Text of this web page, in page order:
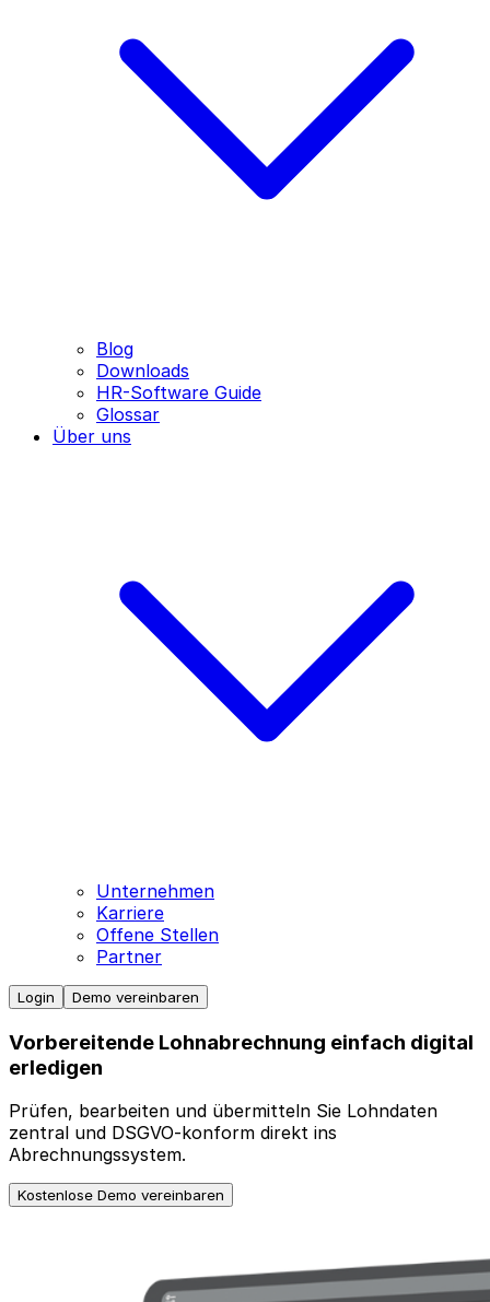
Blog
Downloads
HR-Software Guide
Glossar
Über uns
Unternehmen
Karriere
Offene Stellen
Partner
Login Demo vereinbaren
Vorbereitende Lohnabrechnung einfach digital
erledigen
Prüfen, bearbeiten und übermitteln Sie Lohndaten
zentral und DSGVO-konform direkt ins
Abrechnungssystem.
Kostenlose Demo vereinbaren